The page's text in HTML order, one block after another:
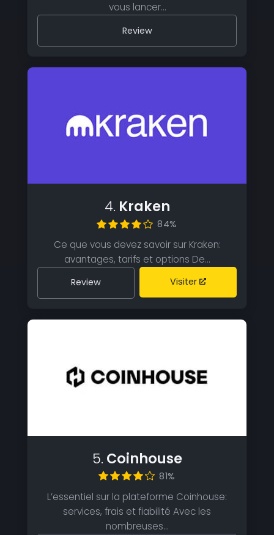
vous lancer…
Review
4. Kraken
84%
Ce que vous devez savoir sur Kraken:
avantages, tarifs et options De…
Review Visiter
5. Coinhouse
81%
L’essentiel sur la plateforme Coinhouse:
services, frais et fiabilité Avec les
nombreuses…